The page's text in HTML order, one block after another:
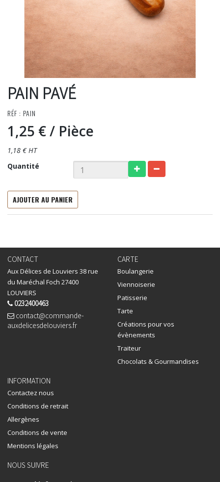
PAIN PAVÉ
RÉF : PAIN
1,25 €/ Pièce
1,18 € HT
Quantité
AJOUTER AU PANIER
CONTACT
Aux Délices de Louviers 38 rue
du Maréchal Foch 27400
LOUVIERS
0232400463
contact@commande-
auxdelicesdelouviers.fr
CARTE
Boulangerie
Viennoiserie
Patisserie
Tarte
Créations pour vos
évènements
Traiteur
Chocolats & Gourmandises
INFORMATION
Contactez nous
Conditions de retrait
Allergènes
Conditions de vente
Mentions légales
NOUS SUIVRE